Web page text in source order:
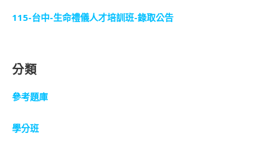
115-台中-生命禮儀人才培訓班-錄取公告
分類
參考題庫
學分班